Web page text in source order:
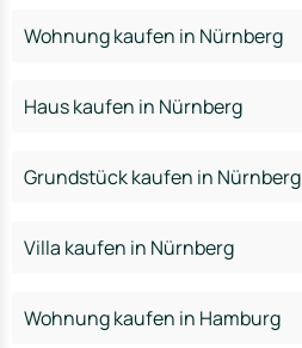
Wohnung kaufen in Nürnberg
Haus kaufen in Nürnberg
Grundstück kaufen in Nürnberg
Villa kaufen in Nürnberg
Wohnung kaufen in Hamburg